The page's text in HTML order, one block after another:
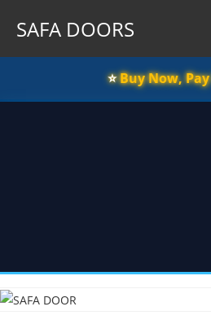
SAFA DOORS
⭐️Buy Now,
to